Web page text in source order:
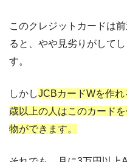
このクレジットカードは
ると、やや見劣りがして
す。
しかしJCBカードWを作
歳以上の人はこのカード
物ができます。